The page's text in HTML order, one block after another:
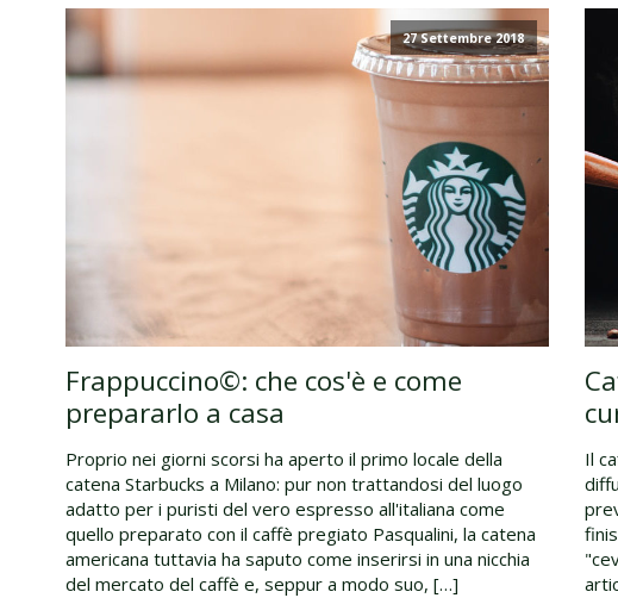
27 Settembre 2018
Frappuccino©: che cos'è e come
prepararlo a casa
Proprio nei giorni scorsi ha aperto il primo locale della
catena Starbucks a Milano: pur non trattandosi del luogo
adatto per i puristi del vero espresso all'italiana come
quello preparato con il caffè pregiato Pasqualini, la catena
americana tuttavia ha saputo come inserirsi in una nicchia
del mercato del caffè e, seppur a modo suo, […]
Il